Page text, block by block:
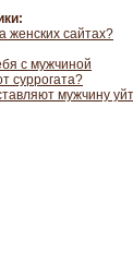
женских сайтах?
с мужчиной
суррогата?
мужчину